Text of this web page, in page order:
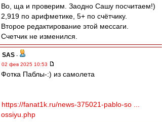
Во, ща и проверим. Заодно Сашу посчитаем!)
2,919 по арифметике, 5+ по счётчику.
Второе редактирование этой мессаги.
Счетчик не изменился.
SAS -
02 фев 2025 10:53
Фотка Паблы-:) из самолета
https://fanat1k.ru/news-375021-pablo-so ...
ossiyu.php